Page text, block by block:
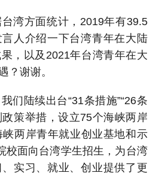
方面统计，2019年有39.5
人介绍一下台湾青年在大陆
，以及2021年台湾青年在大
？谢谢。
陆续出台“31条措施”“26条
政策举措，设立75个海峡两岸
两岸青年就业创业基地和示
校面向台湾学生招生，为台湾
实习、就业、创业提供了更